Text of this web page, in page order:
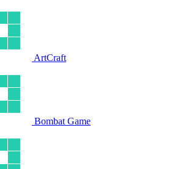
ArtCraft
Bombat Game